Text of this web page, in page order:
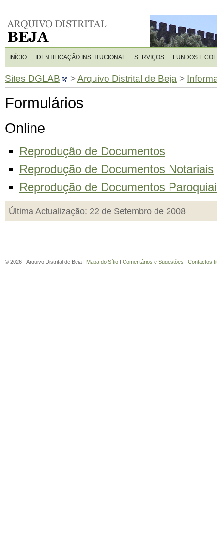
INÍCIO IDENTIFICAÇÃO INSTITUCIONAL SERVIÇOS FUNDOS E
Sites DGLAB >Arquivo Distrital de Beja >
Formulários
Online
Reprodução de Documentos
Reprodução de Documentos Notariais
Reprodução de Documentos
Última Actualização: 22 de Setembro de 2008
© 2026 - Arquivo Distrital de Beja | Mapa do Sítio | Comentários e Sugestões | Contactos